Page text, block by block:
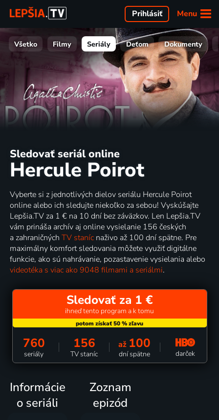
Menu
Prihlásiť
Všetko Filmy Seriály Deťom Dokumenty
Sledovať seriál online
Hercule Poirot
Vyberte si z jednotlivých dielov seriálu Hercule Poirot
online alebo ich sledujte niekoľko za sebou! Vyskúšajte
Lepšia.TV za 1 € na 10 dní bez záväzkov. Len Lepšia.TV
vám prináša archív aj online vysielanie 156 českých
a zahraničných TV staníc naživo až 100 dní spätne. Pre
maximálny komfort sledovania môžete využiť digitálne
funkcie, ako sú nahrávanie, pozastavenie vysielania alebo
videotéka s viac ako 9048 filmami a seriálmi.
Sledovať za 1 €
ihneď tento program a k tomu
760
seriály
156
TV staníc
až 100
dní spätne darček
Informácie
o seriáli
Zoznam
epizód